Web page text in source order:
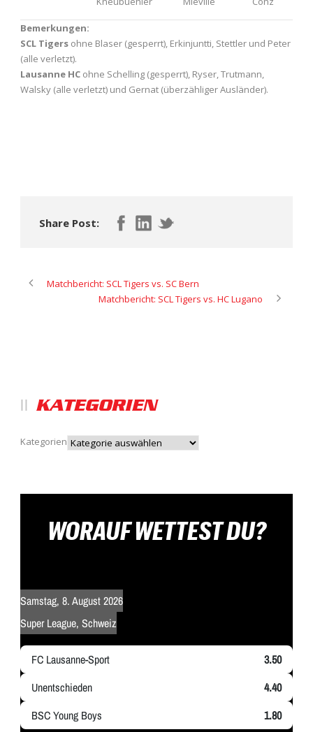
Bemerkungen:
SCL Tigers ohne Blaser (gesperrt), Erkinjuntti, Stettler und Peter
(alle verletzt).
Lausanne HC ohne Schelling (gesperrt), Ryser, Trutmann,
Walsky (alle verletzt) und Gernat (überzähliger Ausländer).
Share Post:
Matchbericht: SCL Tigers vs. SC Bern
Matchbericht: SCL Tigers vs. HC Lugano
KATEGORIEN
Kategorien